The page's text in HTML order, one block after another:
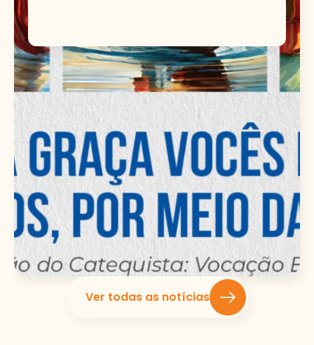
Ver todas as notícias